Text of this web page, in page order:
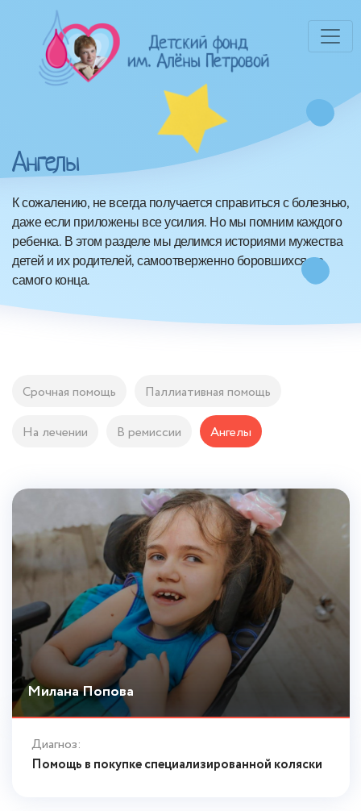
Ангелы
К сожалению, не всегда получается справиться с болезнью,
даже если приложены все усилия. Но мы помним каждого
ребенка. В этом разделе мы делимся историями мужества
детей и их родителей, самоотверженно боровшихся до
самого конца.
Срочная помощь Паллиативная помощь
На лечении В ремиссии Ангелы
Милана Попова
Диагноз:
Помощь в покупке специализированной коляски